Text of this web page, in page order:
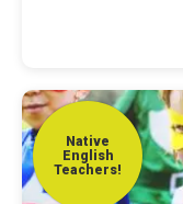
Native
English
Teachers!